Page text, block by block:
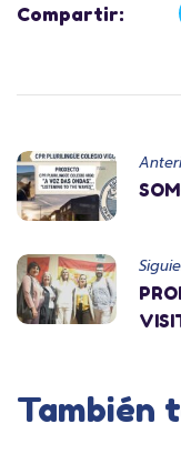
Compartir:
También